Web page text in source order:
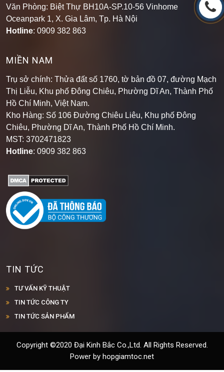
Văn Phòng: Biệt Thự BH10A-SP.10-56 Vinhome
Oceanpark 1, X. Gia Lâm, Tp. Hà Nội
Hotline: 0909 382 863
MIỀN NAM
Trụ sở chính: Thửa đất số 1760, tờ bản đồ 07, đường Mạch
Thị Liễu, Khu phố Đông Chiêu, Phường Dĩ An, Thành Phố
Hồ Chí Minh, Việt Nam.
Kho Hàng: Số 106 Đường Chiêu Liêu, Khu phố Đông
Chiêu, Phường Dĩ An, Thành Phố Hồ Chí Minh.
MST: 3702471823
Hotline: 0909 382 863
TIN TỨC
TƯ VẤN KỸ THUẬT
TIN TỨC CÔNG TY
TIN TỨC SẢN PHẨM
Copyright ©2020 Đại Kinh Bắc Co.,Ltd. All Rights Reserved.
Power by hopgiamtoc.net